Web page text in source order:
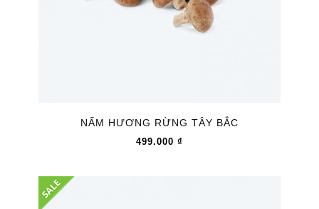
NẤM HƯƠNG RỪNG TÂY BẮC
499.000 ₫
Giảm